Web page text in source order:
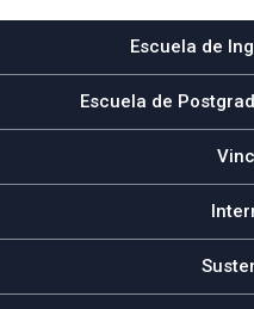
Escuela de
Escuela de